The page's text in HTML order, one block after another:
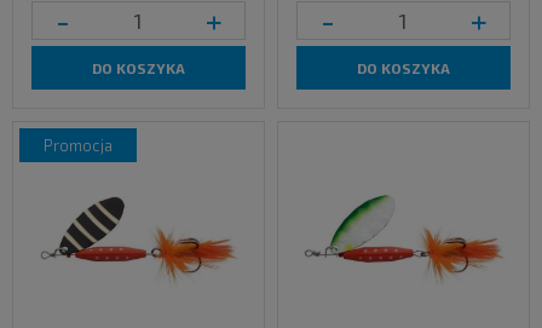
- +
DO KOSZYKA
- +
DO KOSZYKA
promocja